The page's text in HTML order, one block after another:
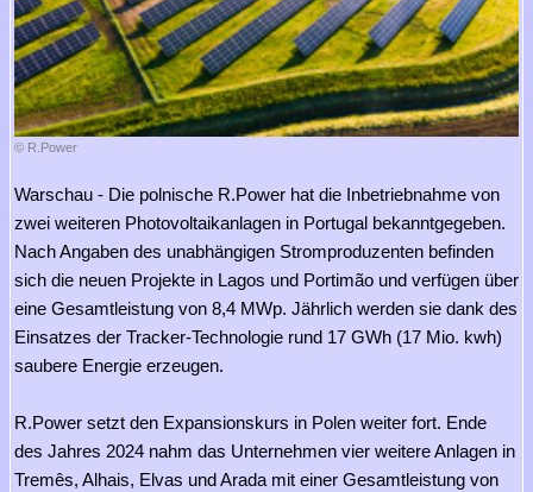
© R.Power
Warschau - Die polnische R.Power hat die Inbetriebnahme von
zwei weiteren Photovoltaikanlagen in Portugal bekanntgegeben.
Nach Angaben des unabhängigen Stromproduzenten befinden
sich die neuen Projekte in Lagos und Portimão und verfügen über
eine Gesamtleistung von 8,4 MWp. Jährlich werden sie dank des
Einsatzes der Tracker-Technologie rund 17 GWh (17 Mio. kwh)
saubere Energie erzeugen.
R.Power setzt den Expansionskurs in Polen weiter fort. Ende
des Jahres 2024 nahm das Unternehmen vier weitere Anlagen in
Tremês, Alhais, Elvas und Arada mit einer Gesamtleistung von